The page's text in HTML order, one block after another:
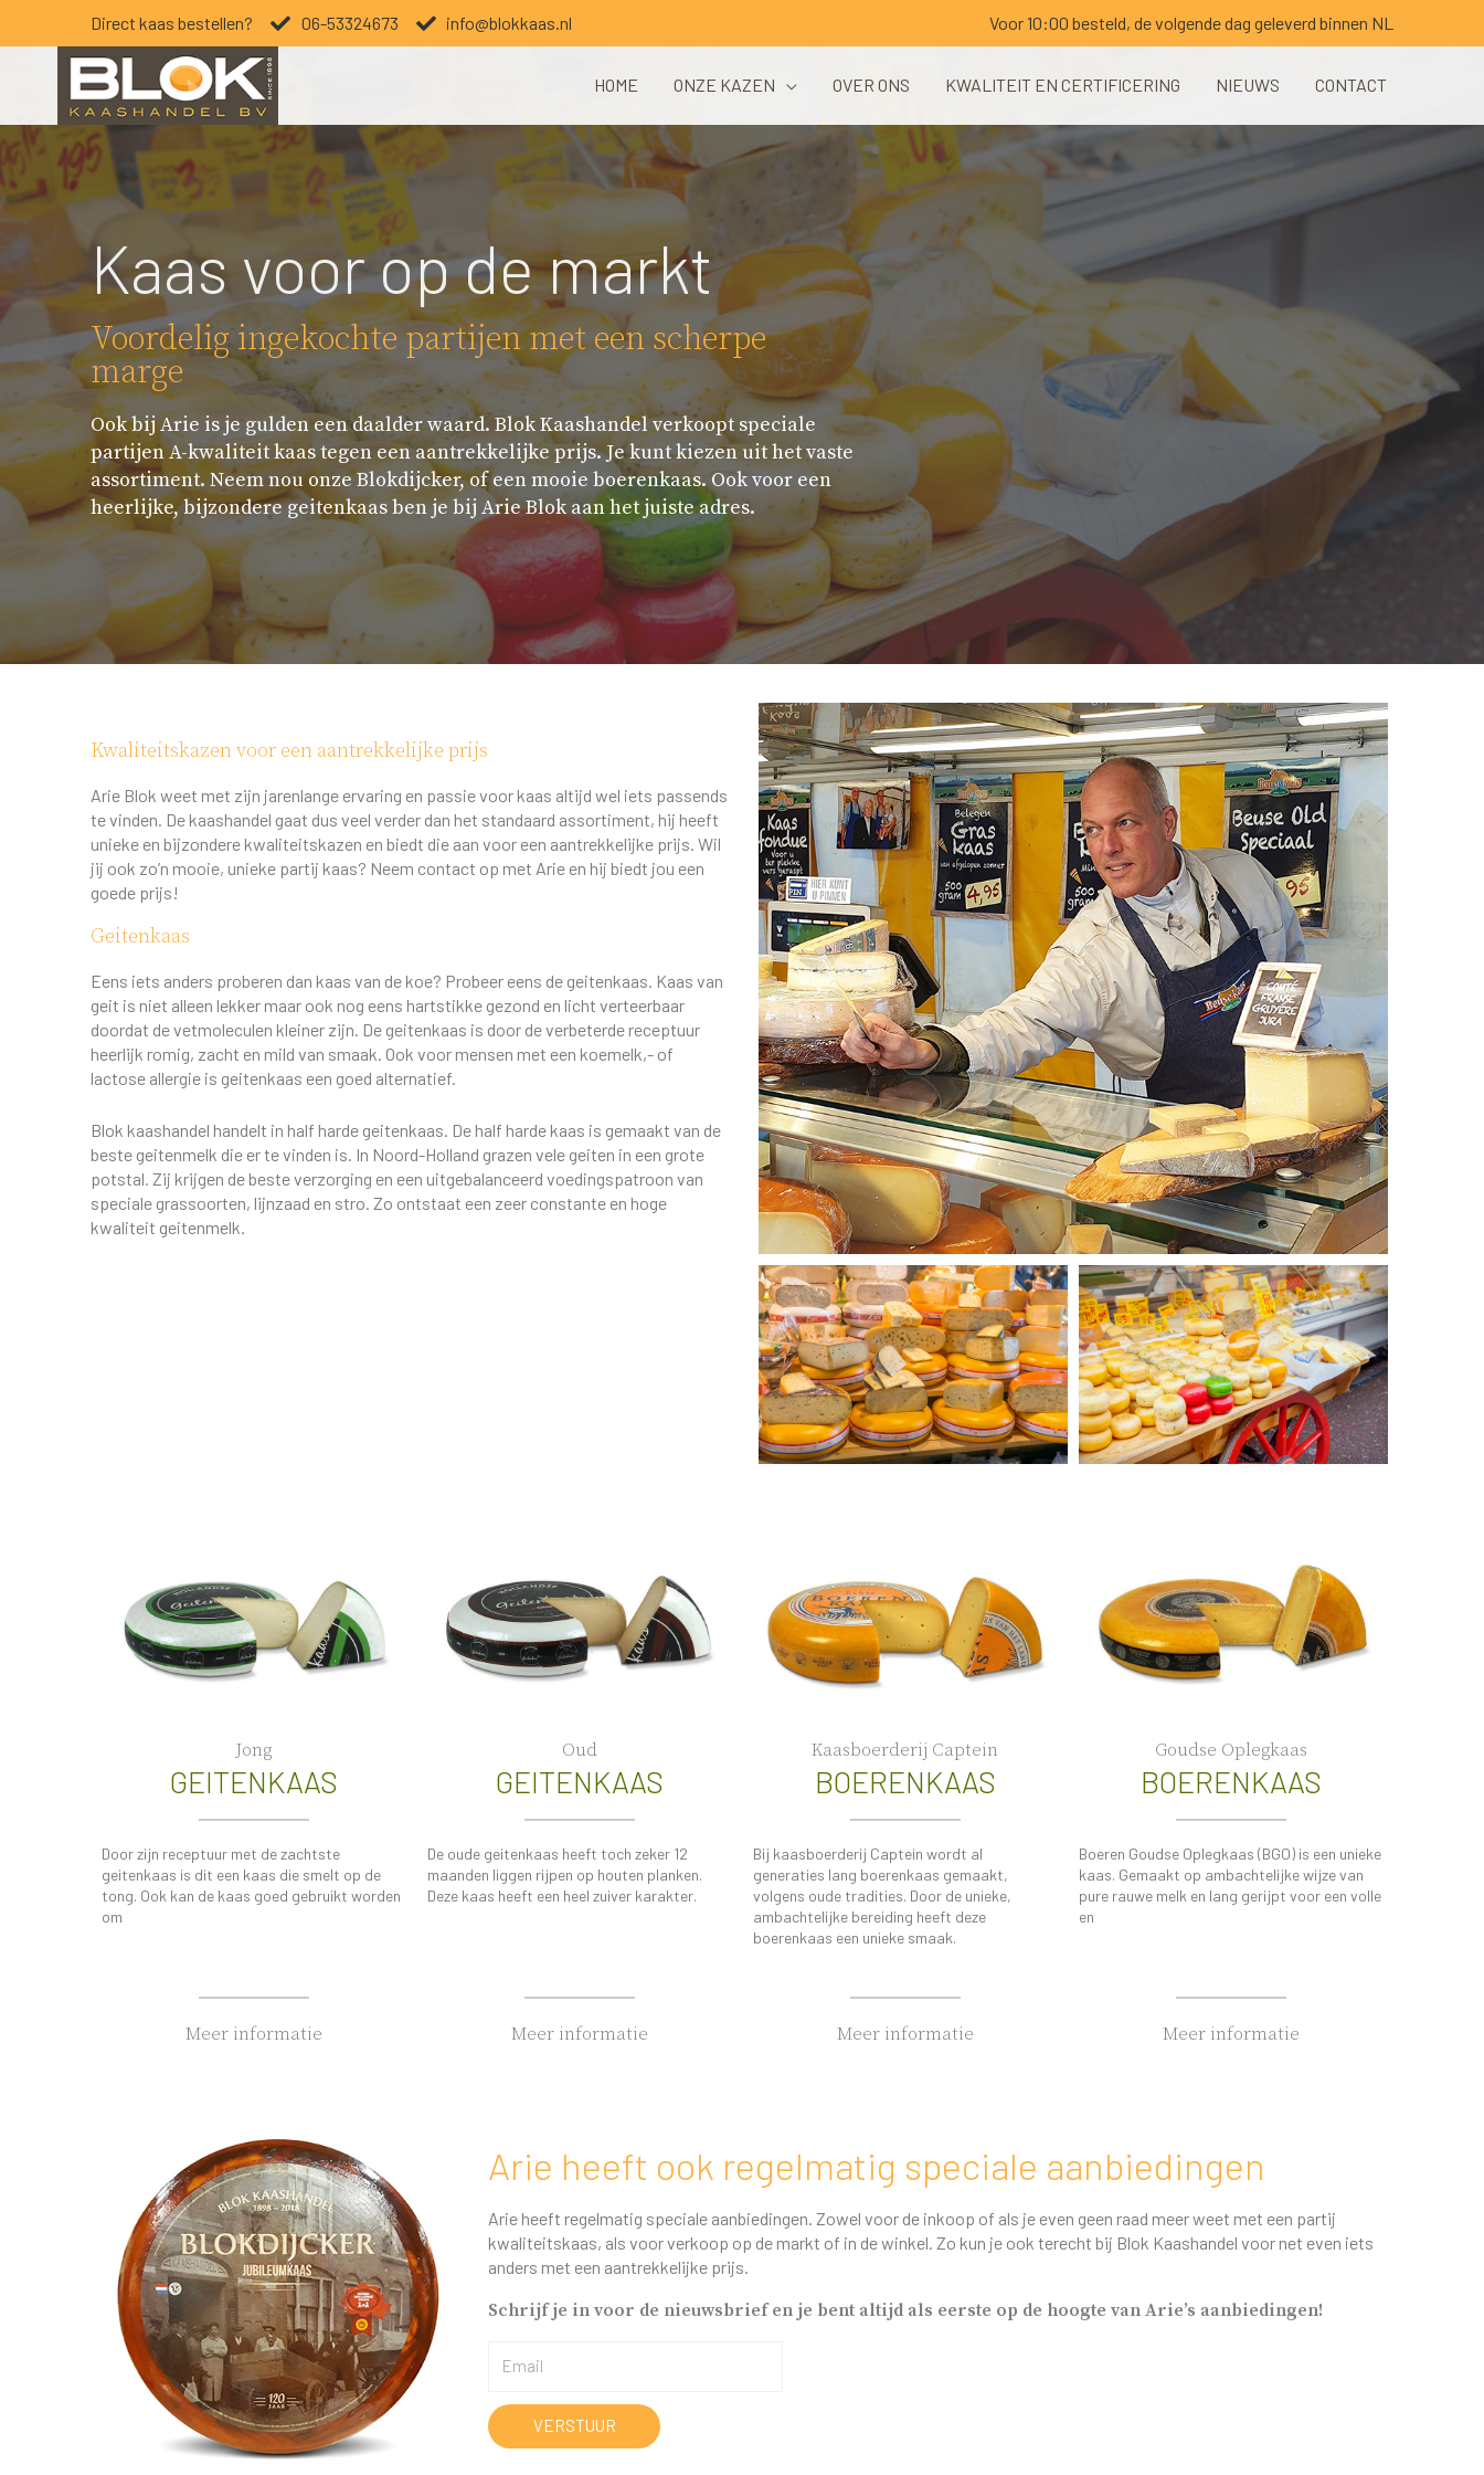
Direct kaas bestellen? 06-53324673 info@blokkaas.nl Voor 10:00 besteld, de volgende dag geleverd binnen NL
HOME ONZE KAZEN OVER ONS KWALITEIT EN CERTIFICERING NIEUWS CONTACT
Kaas voor op de markt
Voordelig ingekochte partijen met een scherpe
marge
Ook bij Arie is je gulden een daalder waard. Blok Kaashandel verkoopt speciale
partijen A-kwaliteit kaas tegen een aantrekkelijke prijs. Je kunt kiezen uit het vaste
assortiment. Neem nou onze Blokdijcker, of een mooie boerenkaas. Ook voor een
heerlijke, bijzondere geitenkaas ben je bij Arie Blok aan het juiste adres.
Kwaliteitskazen voor een aantrekkelijke prijs
Arie Blok weet met zijn jarenlange ervaring en passie voor kaas altijd wel iets passends
te vinden. De kaashandel gaat dus veel verder dan het standaard assortiment, hij heeft
unieke en bijzondere kwaliteitskazen en biedt die aan voor een aantrekkelijke prijs. Wil
jij ook zo’n mooie, unieke partij kaas? Neem contact op met Arie en hij biedt jou een
goede prijs!
Geitenkaas
Eens iets anders proberen dan kaas van de koe? Probeer eens de geitenkaas. Kaas van
geit is niet alleen lekker maar ook nog eens hartstikke gezond en licht verteerbaar
doordat de vetmoleculen kleiner zijn. De geitenkaas is door de verbeterde receptuur
heerlijk romig, zacht en mild van smaak. Ook voor mensen met een koemelk,- of
lactose allergie is geitenkaas een goed alternatief.
Blok kaashandel handelt in half harde geitenkaas. De half harde kaas is gemaakt van de
beste geitenmelk die er te vinden is. In Noord-Holland grazen vele geiten in een grote
potstal. Zij krijgen de beste verzorging en een uitgebalanceerd voedingspatroon van
speciale grassoorten, lijnzaad en stro. Zo ontstaat een zeer constante en hoge
kwaliteit geitenmelk.
Jong
GEITENKAAS
Door zijn receptuur met de zachtste
geitenkaas is dit een kaas die smelt op de
tong. Ook kan de kaas goed gebruikt worden
om
Meer informatie
Oud
GEITENKAAS
De oude geitenkaas heeft toch zeker 12
maanden liggen rijpen op houten planken.
Deze kaas heeft een heel zuiver karakter.
Meer informatie
Kaasboerderij Captein
BOERENKAAS
Bij kaasboerderij Captein wordt al
generaties lang boerenkaas gemaakt,
volgens oude tradities. Door de unieke,
ambachtelijke bereiding heeft deze
boerenkaas een unieke smaak.
Meer informatie
Goudse Oplegkaas
BOERENKAAS
Boeren Goudse Oplegkaas (BGO) is een unieke
kaas. Gemaakt op ambachtelijke wijze van
pure rauwe melk en lang gerijpt voor een volle
en
Meer informatie
Arie heeft ook regelmatig speciale aanbiedingen
Arie heeft regelmatig speciale aanbiedingen. Zowel voor de inkoop of als je even geen raad meer weet met een partij
kwaliteitskaas, als voor verkoop op de markt of in de winkel. Zo kun je ook terecht bij Blok Kaashandel voor net even iets
anders met een aantrekkelijke prijs.
Schrijf je in voor de nieuwsbrief en je bent altijd als eerste op de hoogte van Arie’s aanbiedingen!
VERSTUUR